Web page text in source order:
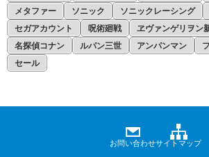
メタファー
ソニック ソニックレーシング
セガアカウント
呪術廻戦
ヱヴァンゲリヲン
名探偵コナン
ルパン三世 アンパンマン
セール
お問い合わせサイトマップ